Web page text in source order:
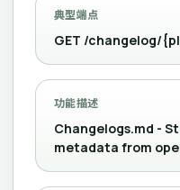
典型端点
GET /changelog/
功能描述
Changelogs.md -
metadata from